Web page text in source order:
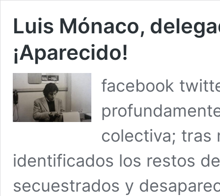
Luis Mónaco,
¡Aparecido!
facebook
colectiva; tras
identificados los restos
secuestrados y